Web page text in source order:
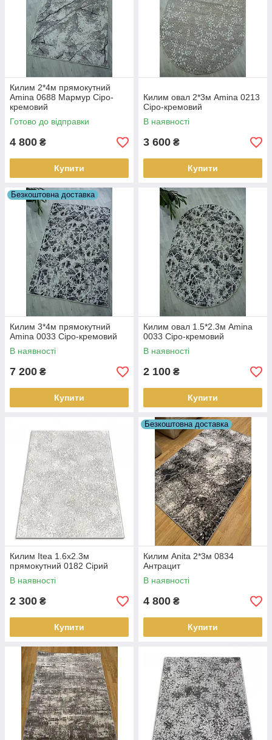
Килим 2*4м прямокутний
Amina 0688 Мармур Сіро-
кремовий
Готово до відправки
4 800 ₴
Купити
Килим овал 2*3м Amina 0213
Сіро-кремовий
В наявності
3 600 ₴
Купити
Безкоштовна доставка
Килим 3*4м прямокутний
Amina 0033 Сіро-кремовий
В наявності
7 200 ₴
Купити
Килим овал 1.5*2.3м Amina
0033 Сіро-кремовий
В наявності
2 100 ₴
Купити
Килим Itea 1.6х2.3м
прямокутний 0182 Сірий
В наявності
2 300 ₴
Купити
Безкоштовна доставка
Килим Anita 2*3м 0834
Антрацит
В наявності
4 800 ₴
Купити